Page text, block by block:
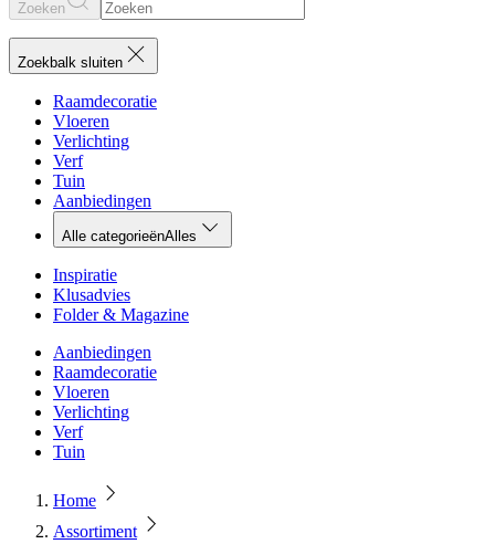
Zoeken
Zoekbalk sluiten
Raamdecoratie
Vloeren
Verlichting
Verf
Tuin
Aanbiedingen
Alle categorieënAlles
Inspiratie
Klusadvies
Folder & Magazine
Aanbiedingen
Raamdecoratie
Vloeren
Verlichting
Verf
Tuin
Home
Assortiment